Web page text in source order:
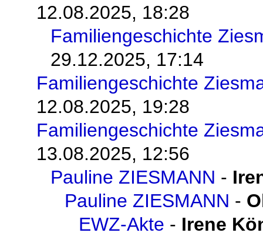
12.08.2025, 18:28
Familiengeschichte
29.12.2025, 17:14
Familiengeschichte
12.08.2025, 19:28
Familiengeschichte
13.08.2025, 12:56
Pauline ZIESMANN -
Pauline ZIESMANN -
EWZ-Akte - Irene